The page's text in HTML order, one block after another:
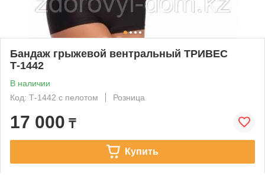
Бандаж грыжевой вентральный ТРИВЕС
Т-1442
В наличии
Код: Т-1442 с пелотом
Розница
17 000 ₸
Купить